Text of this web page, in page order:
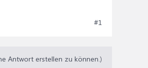
#1
Antwort erstellen zu können.)